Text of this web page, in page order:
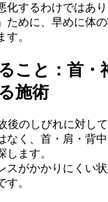
化するわけではあ
ために、早めに体
す。
こと：首・
施術
後のしびれに対し
なく、首・肩・背中
します。
スがかかりにくい
す。